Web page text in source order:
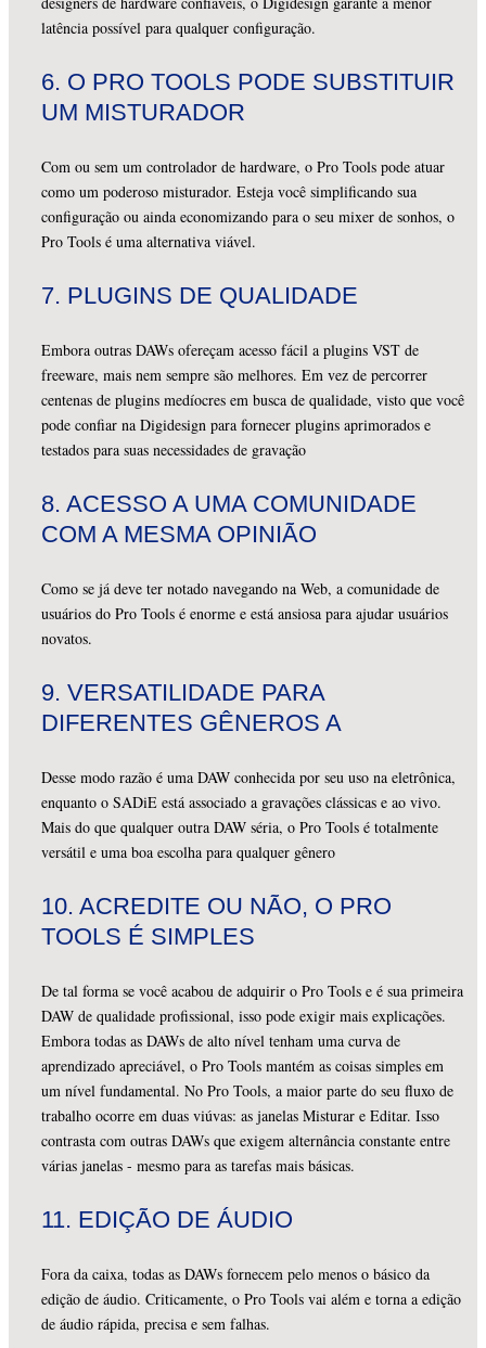
latência possível para qualquer configuração.
6. O PRO TOOLS PODE SUBSTITUIR
UM MISTURADOR
Com ou sem um controlador de hardware, o Pro Tools pode atuar
como um poderoso misturador. Esteja você simplificando sua
configuração ou ainda economizando para o seu mixer de sonhos, o
Pro Tools é uma alternativa viável.
7. PLUGINS DE QUALIDADE
Embora outras DAWs ofereçam acesso fácil a plugins VST de
freeware, mais nem sempre são melhores. Em vez de percorrer
centenas de plugins medíocres em busca de qualidade, visto que você
pode confiar na Digidesign para fornecer plugins aprimorados e
testados para suas necessidades de gravação
8. ACESSO A UMA COMUNIDADE
COM A MESMA OPINIÃO
Como se já deve ter notado navegando na Web, a comunidade de
usuários do Pro Tools é enorme e está ansiosa para ajudar usuários
novatos.
9. VERSATILIDADE PARA
DIFERENTES GÊNEROS A
Desse modo razão é uma DAW conhecida por seu uso na eletrônica,
enquanto o SADiE está associado a gravações clássicas e ao vivo.
Mais do que qualquer outra DAW séria, o Pro Tools é totalmente
versátil e uma boa escolha para qualquer gênero
10. ACREDITE OU NÃO, O PRO
TOOLS É SIMPLES
De tal forma se você acabou de adquirir o Pro Tools e é sua primeira
DAW de qualidade profissional, isso pode exigir mais explicações.
Embora todas as DAWs de alto nível tenham uma curva de
aprendizado apreciável, o Pro Tools mantém as coisas simples em
um nível fundamental. No Pro Tools, a maior parte do seu fluxo de
trabalho ocorre em duas viúvas: as janelas Misturar e Editar. Isso
contrasta com outras DAWs que exigem alternância constante entre
várias janelas - mesmo para as tarefas mais básicas.
11. EDIÇÃO DE ÁUDIO
Fora da caixa, todas as DAWs fornecem pelo menos o básico da
edição de áudio. Criticamente, o Pro Tools vai além e torna a edição
de áudio rápida, precisa e sem falhas.